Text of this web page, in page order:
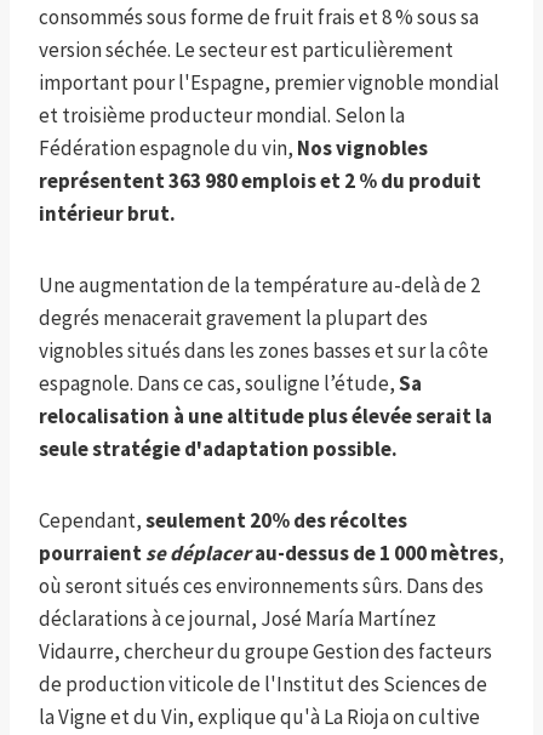
consommés sous forme de fruit frais et 8 % sous sa
version séchée. Le secteur est particulièrement
important pour l'Espagne, premier vignoble mondial
et troisième producteur mondial. Selon la
Fédération espagnole du vin, Nos vignobles
représentent 363 980 emplois et 2 % du produit
intérieur brut.
Une augmentation de la température au-delà de 2
degrés menacerait gravement la plupart des
vignobles situés dans les zones basses et sur la côte
espagnole. Dans ce cas, souligne l’étude,Sa
relocalisation à une altitude plus élevée serait la
seule stratégie d'adaptation possible.
Cependant,seulement 20% des récoltes
pourraientse déplacerau-dessus de 1 000 mètres,
où seront situés ces environnements sûrs. Dans des
déclarations à ce journal, José María Martínez
Vidaurre, chercheur du groupe Gestion des facteurs
de production viticole de l'Institut des Sciences de
la Vigne et du Vin, explique qu'à La Rioja on cultive